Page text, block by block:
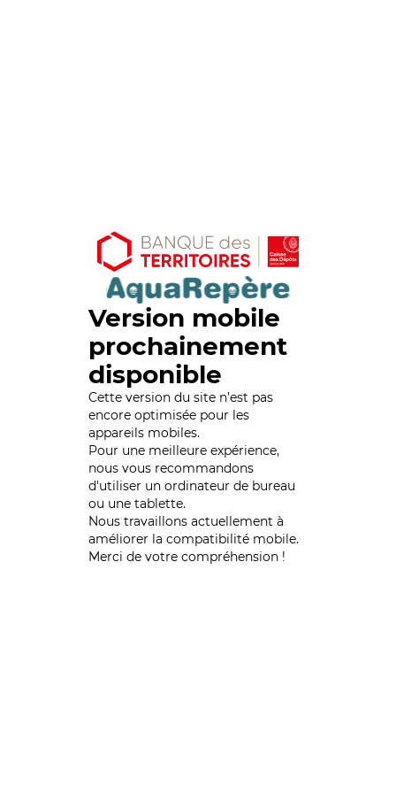
Version mobile
prochainement
disponible
Cette version du site n’est pas
encore optimisée pour les
appareils mobiles.
Pour une meilleure expérience,
nous vous recommandons
d'utiliser un ordinateur de bureau
ou une tablette.
Nous travaillons actuellement à
améliorer la compatibilité mobile.
Merci de votre compréhension !